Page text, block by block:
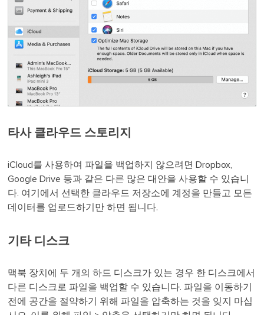
타사 클라우드 스토리지
iCloud를 사용하여 파일을 백업하지 않으려면 Dropbox,
Google Drive 등과 같은 다른 많은 대안을 사용할 수 있습니
다. 여기에서 선택한 클라우드 저장소에 계정을 만들고 모든
데이터를 업로드하기만 하면 됩니다.
기타 디스크
맥북 장치에 두 개의 하드 디스크가 있는 경우 한 디스크에서
다른 디스크로 파일을 백업할 수 있습니다. 파일을 이동하기
전에 공간을 절약하기 위해 파일을 압축하는 것을 잊지 마십